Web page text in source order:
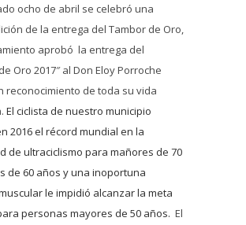
ocho de abril se celebró una
de la entrega del Tambor de Oro,
aprobó la entrega del
Oro 2017″ al Don Eloy Porroche
reconocimiento de toda su vida
El ciclista de nuestro municipio
2016 el récord mundial en la
de ultraciclismo para mañores de 70
de 60 años y una inoportuna
le impidió alcanzar la meta
personas mayores de 50 años. El